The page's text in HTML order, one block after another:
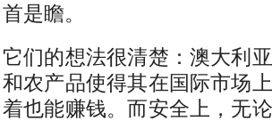
首是瞻。
它们的想法很清楚：澳大利
和农产品使得其在国际市场
着也能赚钱。而安全上，无